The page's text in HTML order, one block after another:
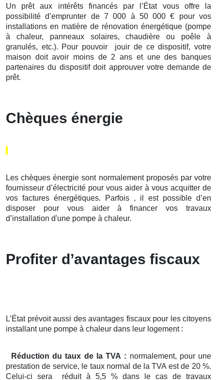
Un prêt aux intérêts financés par l’État vous offre la
possibilité d’emprunter de 7 000 à 50 000 € pour vos
installations en matière de rénovation énergétique (pompe
à chaleur, panneaux solaires, chaudière ou poêle à
granulés, etc.). Pour pouvoir jouir de ce dispositif, votre
maison doit avoir moins de 2 ans et une des banques
partenaires du dispositif doit approuver votre demande de
prêt.
Chèques énergie
Les chèques énergie sont normalement proposés par votre
fournisseur d’électricité pour vous aider à vous acquitter de
vos factures énergétiques. Parfois , il est possible d’en
disposer pour vous aider à financer vos travaux
d’installation d'une pompe à chaleur.
Profiter d’avantages fiscaux
L’État prévoit aussi des avantages fiscaux pour les citoyens
installant une pompe à chaleur dans leur logement :
Réduction du taux de la TVA : normalement, pour une
prestation de service, le taux normal de la TVA est de 20 %.
Celui-ci sera réduit à 5,5 % dans le cas de travaux